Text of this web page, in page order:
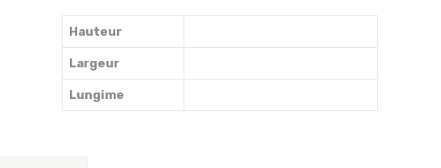
Hauteur
Largeur
Lungime